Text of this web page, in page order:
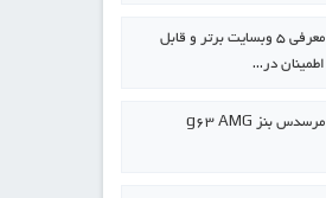
معرفی ۵ وبسایت برتر و قابل
اطمینان در…
مرسدس بنز g63 AMG